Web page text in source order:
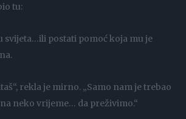
tu:
svijeta…ili postati pomoć koja mu je
rekla je mirno. „Samo nam je trebao
neko vrijeme… da preživimo.“